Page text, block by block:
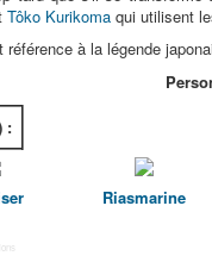
Tôko Kurikoma qui utilisent
référence à la légende
:
Riasmarine